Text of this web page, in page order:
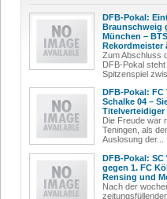
DFB-Pokal:
Braunschweig
München –
Rekordmeister
Zum Abschluss
DFB-Pokal
Spitzenspiel
DFB-Pokal: FC
Schalke 04 –
Titelverteidiger
Die Freude war
Teningen, als
Auslosung der...
DFB-Pokal: SC
gegen 1. FC
Rensing und
Nach der